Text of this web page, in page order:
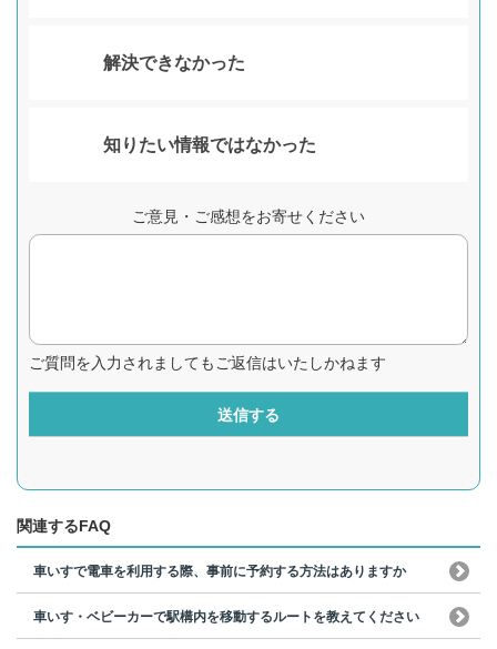
解決できなかった
知りたい情報ではなかった
ご意見・ご感想をお寄せください
ご質問を入力されましてもご返信はいたしかねます
送信する
関連するFAQ
車いすで電車を利用する際、事前に予約する方法はありますか
車いす・ベビーカーで駅構内を移動するルートを教えてください